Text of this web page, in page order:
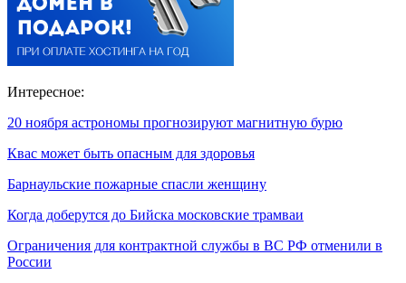
Интересное:
20 ноября астрономы прогнозируют магнитную бурю
Квас может быть опасным для здоровья
Барнаульские пожарные спасли женщину
Когда доберутся до Бийска московские трамваи
Ограничения для контрактной службы в ВС РФ отменили в
России